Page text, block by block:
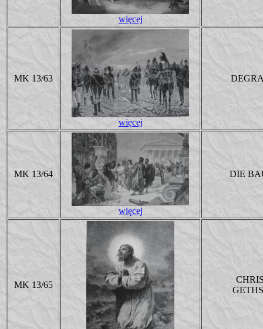
więcej
MK 13/63
więcej
MK 13/64
więcej
DIE
MK 13/65